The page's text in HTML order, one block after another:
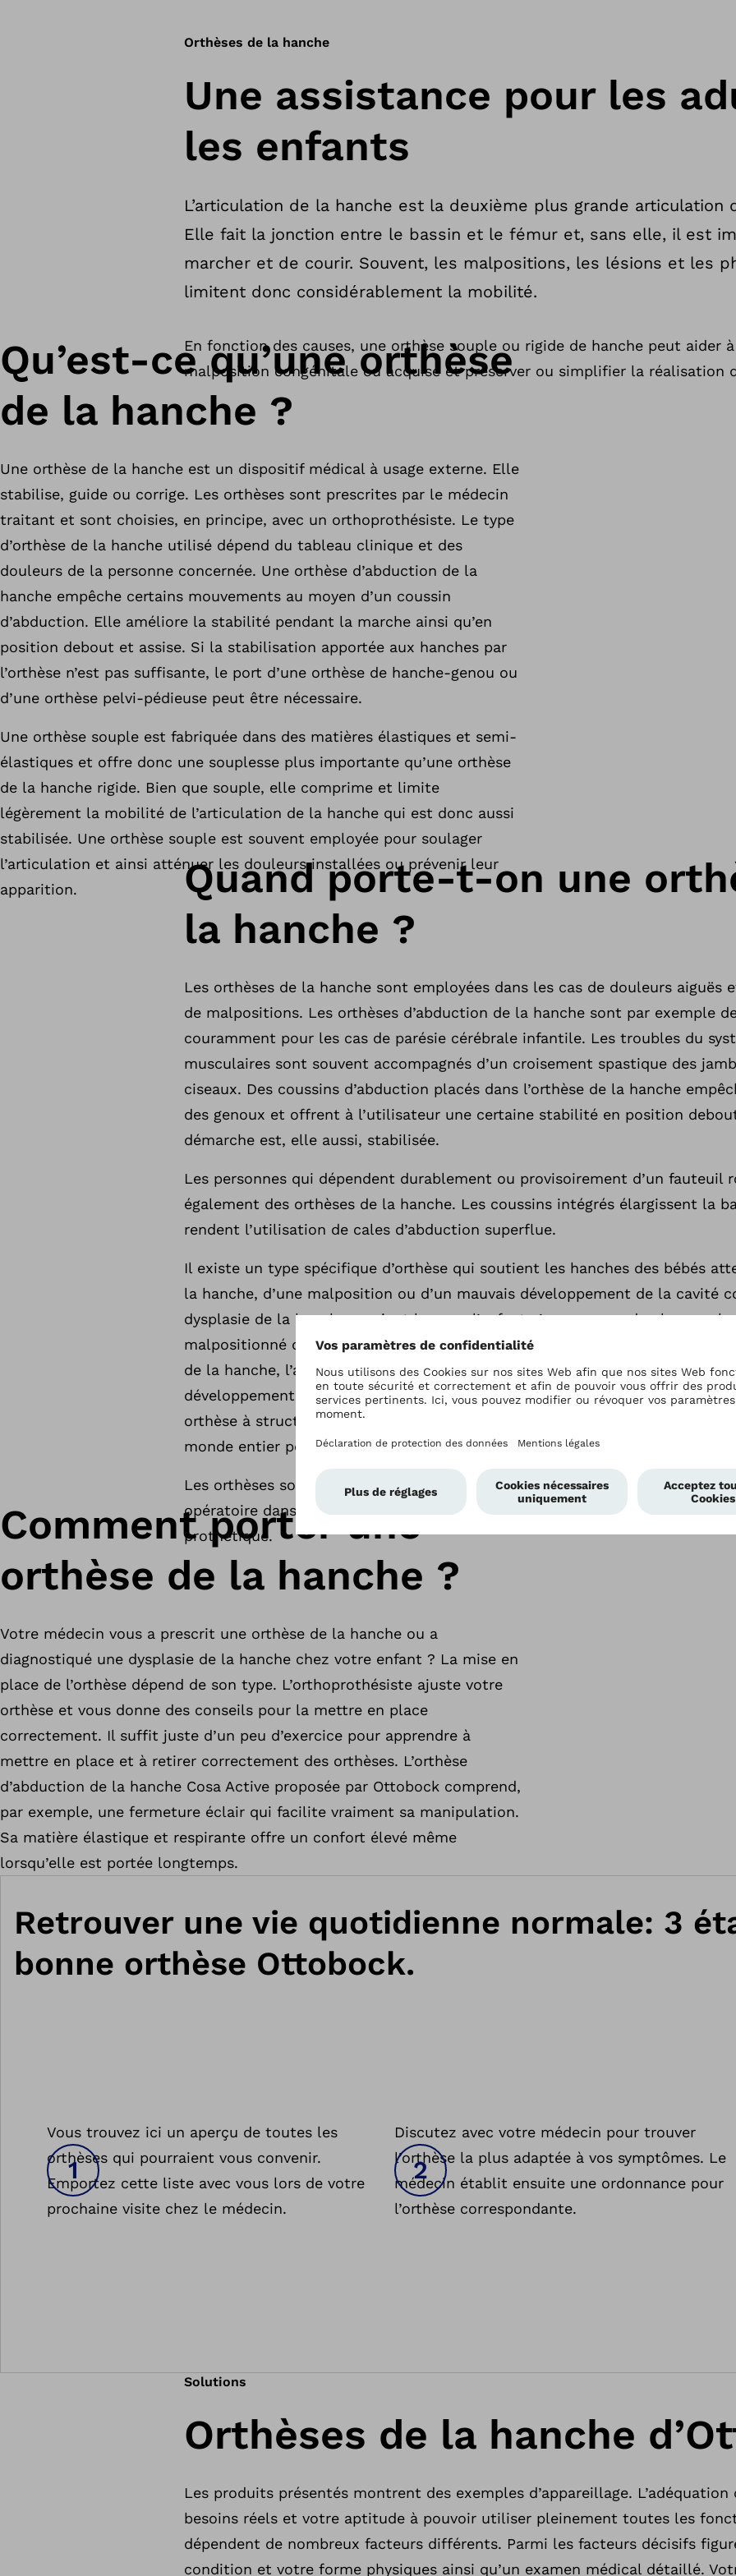
Orthèses de la hanche
Une assistance pour les
les enfants
L’articulation de la hanche est la deuxième plus grande articulation
Elle fait la jonction entre le bassin et le fémur et, sans elle, il est
marcher et de courir. Souvent, les malpositions, les lésions et les
limitent donc considérablement la mobilité.
En fonction des causes, une orthèse souple ou rigide de hanche peut aider
malposition congénitale ou acquise et préserver ou simplifier la réalisation
Qu’est-ce qu’une orthèse
de la hanche ?
Une orthèse de la hanche est un dispositif médical à usage externe. Elle
stabilise, guide ou corrige. Les orthèses sont prescrites par le médecin
traitant et sont choisies, en principe, avec un orthoprothésiste. Le type
d’orthèse de la hanche utilisé dépend du tableau clinique et des
douleurs de la personne concernée. Une orthèse d’abduction de la
hanche empêche certains mouvements au moyen d’un coussin
d’abduction. Elle améliore la stabilité pendant la marche ainsi qu’en
position debout et assise. Si la stabilisation apportée aux hanches par
l’orthèse n’est pas suffisante, le port d’une orthèse de hanche-genou ou
d’une orthèse pelvi-pédieuse peut être nécessaire.
Une orthèse souple est fabriquée dans des matières élastiques et semi-
élastiques et offre donc une souplesse plus importante qu’une orthèse
de la hanche rigide. Bien que souple, elle comprime et limite
légèrement la mobilité de l’articulation de la hanche qui est donc aussi
stabilisée. Une orthèse souple est souvent employée pour soulager
l’articulation et ainsi atténuer les douleurs installées ou prévenir leur
apparition.
Quand porte-t-on une
la hanche ?
Les orthèses de la hanche sont employées dans les cas de douleurs
de malpositions. Les orthèses d’abduction de la hanche sont par exemple
couramment pour les cas de parésie cérébrale infantile. Les troubles du
musculaires sont souvent accompagnés d’un croisement spastique des
ciseaux. Des coussins d’abduction placés dans l’orthèse de la hanche
des genoux et offrent à l’utilisateur une certaine stabilité en position
démarche est, elle aussi, stabilisée.
Les personnes qui dépendent durablement ou provisoirement d’un fauteuil
également des orthèses de la hanche. Les coussins intégrés élargissent la
rendent l’utilisation de cales d’abduction superflue.
Il existe un type spécifique d’orthèse qui soutient les hanches des bébés
la hanche, d’une malposition ou d’un mauvais développement de la cavité
dysplasie de la hanche survient lorsque l’enfant n’a pas assez de place ou
malpositionné dans le ventre de sa mère. Son traitement est possible. Au
de la hanche, l’articulation est correctement positionnée et les conditions
développement sont ainsi réunies. L’orthèse d’abduction des hanches de
orthèse à structure légère qui se met en place facilement et a prouvé son
monde entier pour le traitement de la dysplasie de la hanche.
Les orthèses souples de la hanche sont, quant à elles, utilisées parfois à
opératoire dans la zone de la hanche, par exemple après la pose d’une
prothétique.
Comment porter une
orthèse de la hanche ?
Votre médecin vous a prescrit une orthèse de la hanche ou a
diagnostiqué une dysplasie de la hanche chez votre enfant ? La mise en
place de l’orthèse dépend de son type. L’orthoprothésiste ajuste votre
orthèse et vous donne des conseils pour la mettre en place
correctement. Il suffit juste d’un peu d’exercice pour apprendre à
mettre en place et à retirer correctement des orthèses. L’orthèse
d’abduction de la hanche Cosa Active proposée par Ottobock comprend,
par exemple, une fermeture éclair qui facilite vraiment sa manipulation.
Sa matière élastique et respirante offre un confort élevé même
lorsqu’elle est portée longtemps.
Retrouver une vie quotidienne normale: 3
bonne orthèse Ottobock.
Vous trouvez ici un aperçu de toutes les
orthèses qui pourraient vous convenir.
Emportez cette liste avec vous lors de votre
prochaine visite chez le médecin.
Discutez avec votre médecin pour trouver
l’orthèse la plus adaptée à vos symptômes. Le
médecin établit ensuite une ordonnance pour
l’orthèse correspondante.
Solutions
Orthèses de la hanche
Les produits présentés montrent des exemples d’appareillage. L’adéquation
besoins réels et votre aptitude à pouvoir utiliser pleinement toutes les
dépendent de nombreux facteurs différents. Parmi les facteurs décisifs
condition et votre forme physiques ainsi qu’un examen médical détaillé.